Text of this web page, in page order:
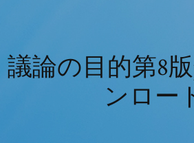
議論の目的第8
ンロー